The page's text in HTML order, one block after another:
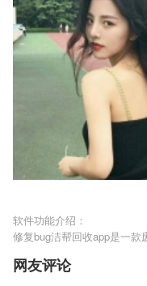
软件功能介绍：
修复bug洁帮回收app是一款
也能安排回收员上面估价回
网友评论